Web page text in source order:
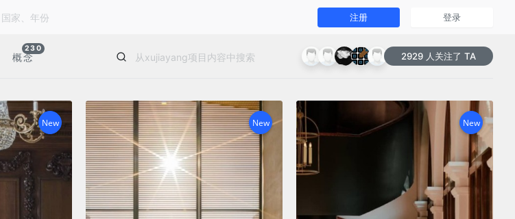
注册 登录
概念
230
2929 人关注了 TA
New New New